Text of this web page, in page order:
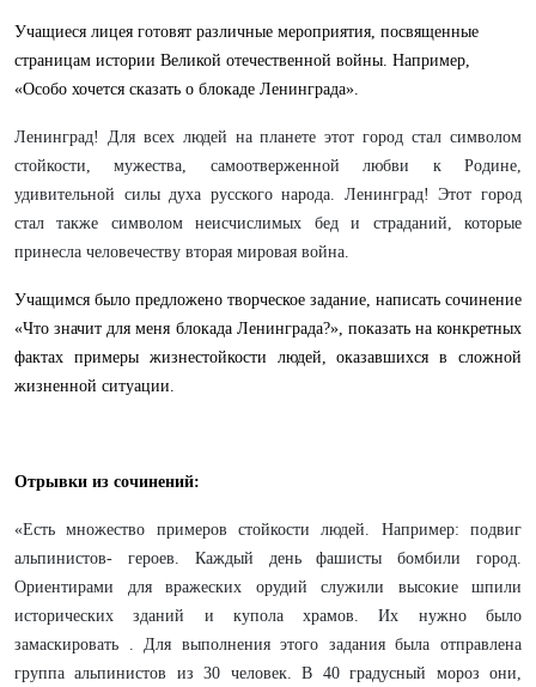
Учащиеся лицея готовят различные мероприятия, посвященные
страницам истории Великой отечественной войны. Например,
«Особо хочется сказать о блокаде Ленинграда».
Ленинград! Для всех людей на планете этот город стал символом
стойкости, мужества, самоотверженной любви к Родине,
удивительной силы духа русского народа. Ленинград! Этот город
стал также символом неисчислимых бед и страданий, которые
принесла человечеству вторая мировая война.
Учащимся было предложено творческое задание, написать сочинение
«Что значит для меня блокада Ленинграда?», показать на конкретных
фактах примеры жизнестойкости людей, оказавшихся в сложной
жизненной ситуации.
Отрывки из сочинений:
«Есть множество примеров стойкости людей. Например: подвиг
альпинистов- героев. Каждый день фашисты бомбили город.
Ориентирами для вражеских орудий служили высокие шпили
исторических зданий и купола храмов. Их нужно было
замаскировать . Для выполнения этого задания была отправлена
группа альпинистов из 30 человек. В 40 градусный мороз они,